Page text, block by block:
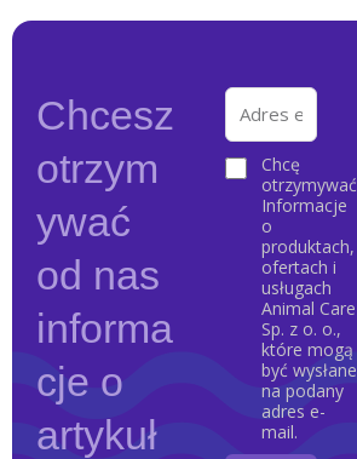
Chcesz
otrzym
ywać
od nas
informa
cje o
artykuł
E
a
i
l
Chcę
otrzymywać
Informacje
o
produktach,
ofertach i
usługach
Animal Care
Sp. z o. o.,
które mogą
być wysłane
na podany
adres e-
mail.